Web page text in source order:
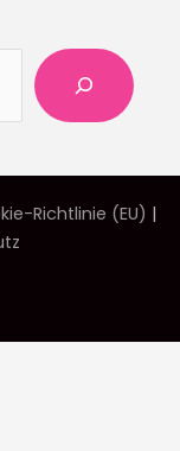
Richtlinie (EU) |